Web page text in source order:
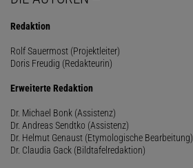
Redaktion
Rolf Sauermost (Projektleiter)
Doris Freudig (Redakteurin)
Erweiterte Redaktion
Dr. Michael Bonk (Assistenz)
Dr. Andreas Sendtko (Assistenz)
Dr. Helmut Genaust (Etymologische Bearbeitung)
Dr. Claudia Gack (Bildtafelredaktion)